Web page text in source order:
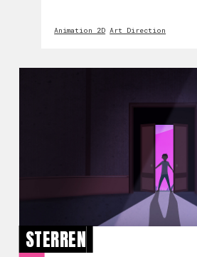
kopen! Bestel ze via: http:
Animation 2D Art Direction
STERREN